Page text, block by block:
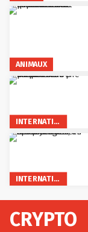
ANIMAUX
INTERNATIONAL
INTERNATIONAL
CRYPTO